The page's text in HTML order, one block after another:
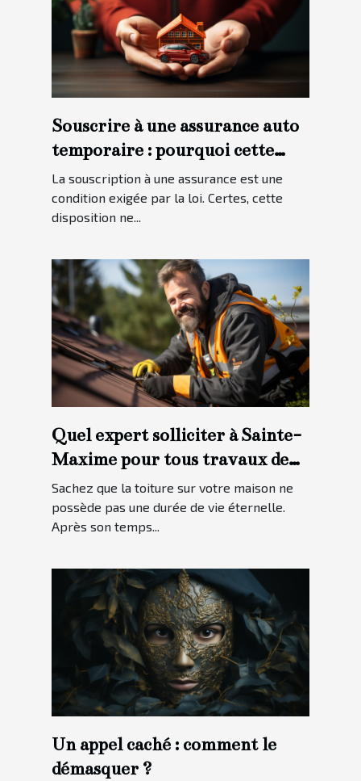
Souscrire à une assurance auto
temporaire : pourquoi cette
option ?
La souscription à une assurance est une
condition exigée par la loi. Certes, cette
disposition ne...
Quel expert solliciter à Sainte-
Maxime pour tous travaux de
toiture ?
Sachez que la toiture sur votre maison ne
possède pas une durée de vie éternelle.
Après son temps...
Un appel caché : comment le
démasquer ?